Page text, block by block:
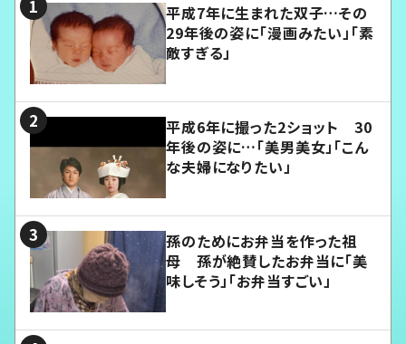
平成7年に生まれた双子…その
29年後の姿に「漫画みたい」「素
敵すぎる」
平成6年に撮った2ショット 30
年後の姿に…「美男美女」「こん
な夫婦になりたい」
孫のためにお弁当を作った祖
母 孫が絶賛したお弁当に「美
味しそう」「お弁当すごい」